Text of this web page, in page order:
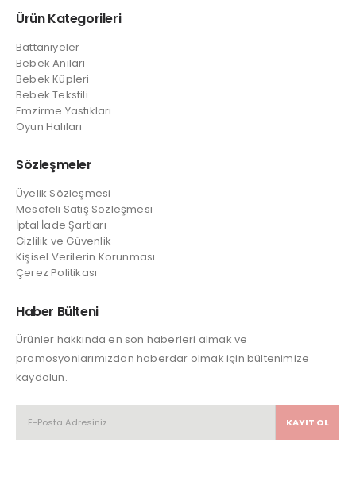
Ürün Kategorileri
Battaniyeler
Bebek Anıları
Bebek Küpleri
Bebek Tekstili
Emzirme Yastıkları
Oyun Halıları
Sözleşmeler
Üyelik Sözleşmesi
Mesafeli Satış Sözleşmesi
İptal İade Şartları
Gizlilik ve Güvenlik
Kişisel Verilerin Korunması
Çerez Politikası
Haber Bülteni
Ürünler hakkında en son haberleri almak ve
promosyonlarımızdan haberdar olmak için bültenimize
kaydolun.